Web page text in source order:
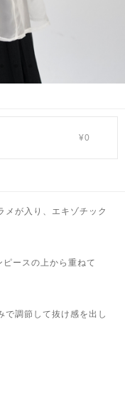
¥0
メが入り、エキゾチック
ースの上から重ねて
で調節して抜け感を出し